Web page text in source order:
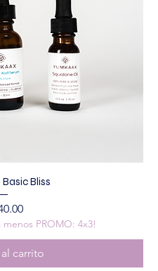
Bliss
menos PROMO: 4x3!
carrito